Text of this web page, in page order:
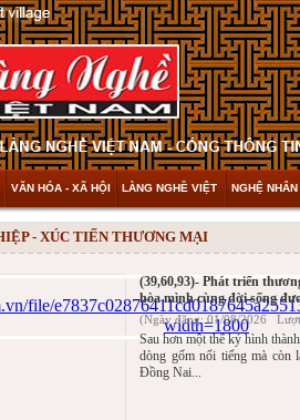
VĂN HÓA - XÃ HỘI LÀNG NGHỀ VIỆT NGHỆ
- XÚC TIẾN THƯƠNG MẠI
(39,60,93)- Phát triển
hòa mình cùng đời sống
(Ngày đăng: 01/08/2026
Sau hơn một thế kỷ hình
dòng gốm nổi tiếng mà còn
Đồng Nai...